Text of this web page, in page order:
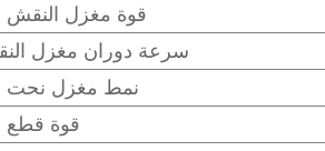
قوة مغزل النقش
سرعة دوران مغزل النقش
نمط مغزل نحت
قوة قطع